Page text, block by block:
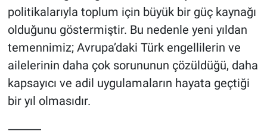
politikalarıyla toplum için büyük bir güç kaynağı
olduğunu göstermiştir. Bu nedenle yeni yıldan
temennimiz; Avrupa’daki Türk engellilerin ve
ailelerinin daha çok sorununun çözüldüğü, daha
kapsayıcı ve adil uygulamaların hayata geçtiği
bir yıl olmasıdır.
⸻